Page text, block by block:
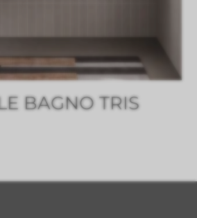
BAGNO TRIS